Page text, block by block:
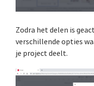
Zodra het delen is
verschillende opties
je project deelt.